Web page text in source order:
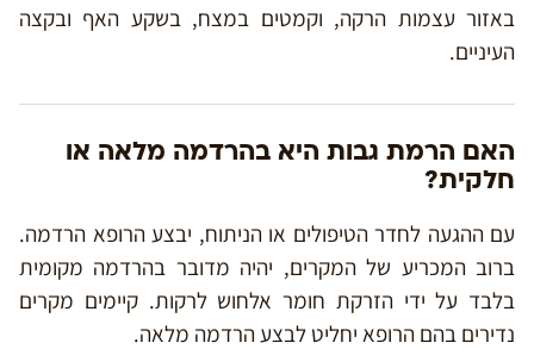
באזור עצמות הרקה, וקמטים במצח, בשקע האף ובקצה
העיניים.
האם הרמת גבות היא בהרדמה מלאה או
חלקית?
עם ההגעה לחדר הטיפולים או הניתוח, יבצע הרופא הרדמה.
ברוב המכריע של המקרים, יהיה מדובר בהרדמה מקומית
בלבד על ידי הזרקת חומר אלחוש לרקות. קיימים מקרים
נדירים בהם הרופא יחליט לבצע הרדמה מלאה.